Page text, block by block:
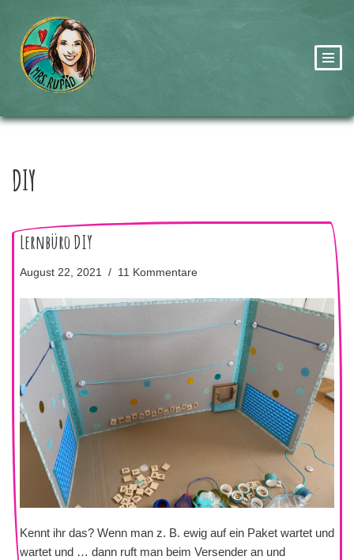
Zum
Inhalt
springen
DIY
Lernbüro DIY
August 22, 2021 11 Kommentare
Kennt ihr das? Wenn man z. B. ewig auf ein Paket wartet und
wartet und … dann ruft man beim Versender an und